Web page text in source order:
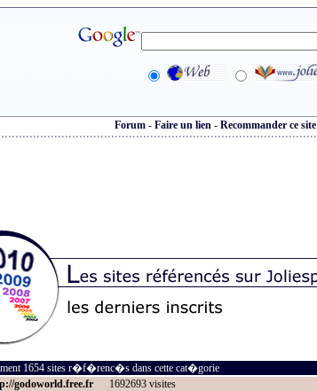
Forum - Faire un lien - Recommander ce site
1654 sites r�f�renc�s dans cette cat�gorie
godoworld.free.fr 1692693 visites